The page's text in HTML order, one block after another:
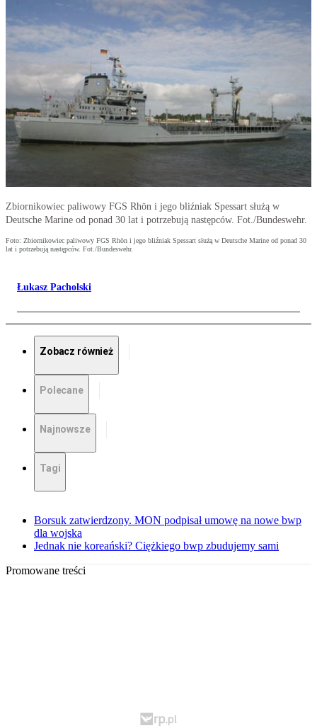
Zbiornikowiec paliwowy FGS Rhön i jego bliźniak Spessart służą w
Deutsche Marine od ponad 30 lat i potrzebują następców. Fot./Bundeswehr.
Foto: Zbiornikowiec paliwowy FGS Rhön i jego bliźniak Spessart służą w Deutsche Marine od ponad 30
lat i potrzebują następców. Fot./Bundeswehr.
Łukasz Pacholski
Zobacz również
Polecane
Najnowsze
Tagi
Borsuk zatwierdzony. MON podpisał umowę na nowe bwp
dla wojska
Jednak nie koreański? Ciężkiego bwp zbudujemy sami
Promowane treści